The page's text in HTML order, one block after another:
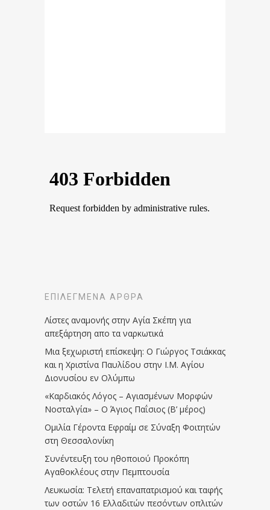
ΕΠΙΛΕΓΜΈΝΑ ΆΡΘΡΑ
Λίστες αναμονής στην Αγία Σκέπη για
απεξάρτηση απο τα ναρκωτικά
Μια ξεχωριστή επίσκεψη: Ο Γιώργος Τσιάκκας
και η Χριστίνα Παυλίδου στην Ι.Μ. Αγίου
Διονυσίου εν Ολύμπω
«Καρδιακός Λόγος – Αγιασμένων Μορφών
Νοσταλγία» – Ο Άγιος Παΐσιος (Β’ μέρος)
Ομιλία Γέροντα Εφραίμ σε Σύναξη Φοιτητών
στη Θεσσαλονίκη
Συνέντευξη του ηθοποιού Προκόπη
Αγαθοκλέους στην Πεμπτουσία
Λευκωσία: Τελετή επαναπατρισμού και ταφής
των οστών 16 Ελλαδιτών πεσόντων οπλιτών